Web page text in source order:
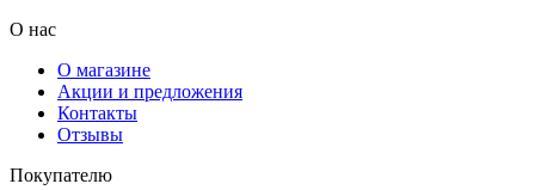
О нас
О магазине
Акции и предложения
Контакты
Отзывы
Покупателю